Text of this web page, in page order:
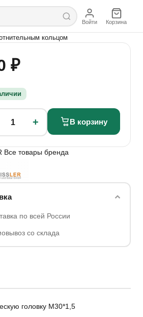
Войти Корзина
кольцом
₽
1 + В корзину
Все товары бренда
по всей России
со склада
головку М30*1,5